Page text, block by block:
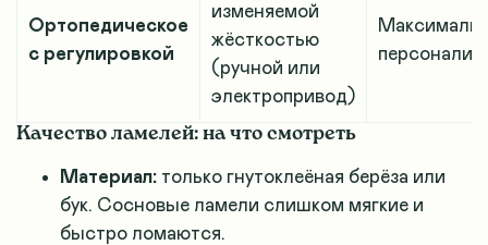
Ортопедическое
с регулировкой
изменяемой
жёсткостью
(ручной или
электропривод)
Качество ламелей: на что смотреть
Материал: только гнутоклеёная берёза или
бук. Сосновые ламели слишком мягкие и
быстро ломаются.